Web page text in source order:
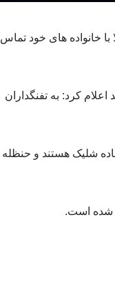
با خانواده‌ های خود تماس
کرد: به تفنگداران
شلیک هستند و حنظله
شده است.